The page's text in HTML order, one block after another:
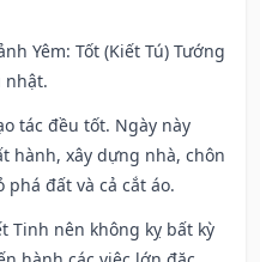
Yêm: Tốt (Kiết Tú) Tướng
nhật.
tác đều tốt. Ngày này
hành, xây dựng nhà, chôn
đất và cả cắt áo.
Tinh nên không kỵ bất kỳ